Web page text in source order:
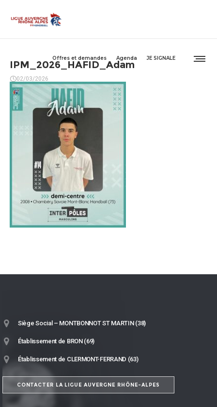
Offres et demandes Agenda JE SIGNALE
IPM_2026_HAFID_Adam
02/03/2026
Siège Social – MONTBONNOT ST MARTIN (38)
Établissement de BRON (69)
Établissement de CLERMONT-FERRAND (63)
CONTACTER LA LIGUE AUVERGNE RHÔNE-ALPES